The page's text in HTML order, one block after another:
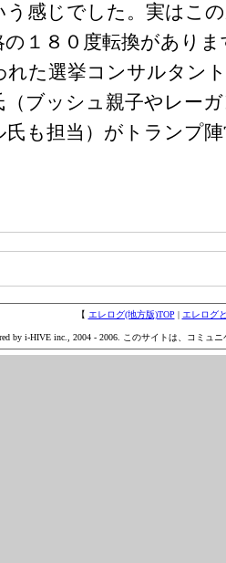
う感じでした。実はこ
の１８０度転換があり
れた選挙コンサルタン
（ブッシュ親子やレー
氏も担当）がトランプ
【 エレログ(地方版)TOP | エレログ
by i-HIVE inc., 2004 - 2006. このサイトは、コミュ